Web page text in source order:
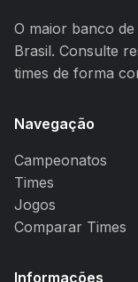
O maior banco
Brasil. Consulte
times de forma
Navegação
Campeonatos
Times
Jogos
Comparar Times
Informações